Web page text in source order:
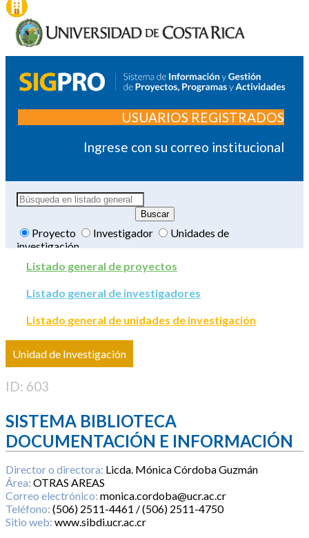
USUARIOS REGISTRADOS
Ingrese con su correo institucional
Proyecto Investigador
Unidades de
investigación
Listado general de proyectos
Listado general de investigadores
Listado general de unidades de investigación
Unidad de Investigación
ID: 603
SISTEMA BIBLIOTECA
DOCUMENTACIÓN E INFORMACIÓN
Director o directora: Licda. Mónica Córdoba Guzmán
Área: OTRAS AREAS
Correo electrónico: monica.cordoba@ucr.ac.cr
Teléfono: (506) 2511-4461 / (506) 2511-4750
Sitio web: www.sibdi.ucr.ac.cr